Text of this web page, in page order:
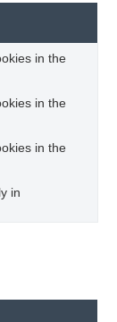
in the
in the
in the
in